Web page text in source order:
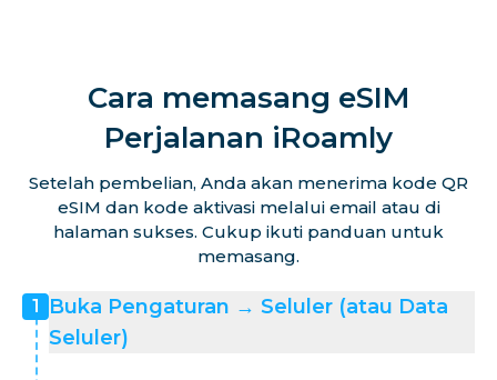
Cara memasang eSIM
Perjalanan iRoamly
Setelah pembelian, Anda akan menerima kode QR
eSIM dan kode aktivasi melalui email atau di
halaman sukses. Cukup ikuti panduan untuk
memasang.
1
Buka Pengaturan → Seluler (atau Data
Seluler)